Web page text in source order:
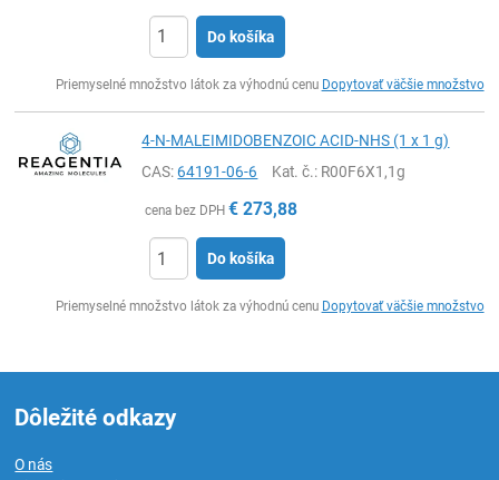
Do košíka
Priemyselné množstvo látok za výhodnú cenu Dopytovať väčšie množstvo
4-N-MALEIMIDOBENZOIC ACID-NHS (1 x 1 g)
CAS:64191-06-6 Kat. č.: R00F6X1,1g
cena bez DPH € 273,88
Do košíka
Priemyselné množstvo látok za výhodnú cenu Dopytovať väčšie množstvo
Dôležité odkazy
O nás